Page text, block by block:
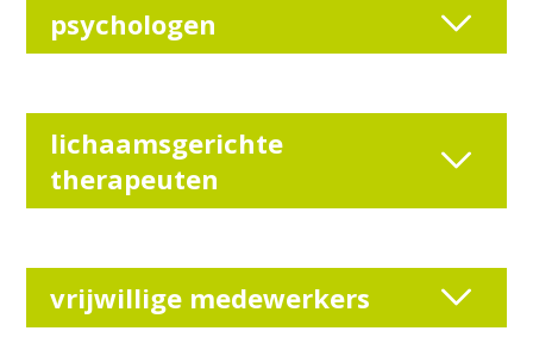
psychologen
lichaamsgerichte
therapeuten
vrijwillige medewerkers